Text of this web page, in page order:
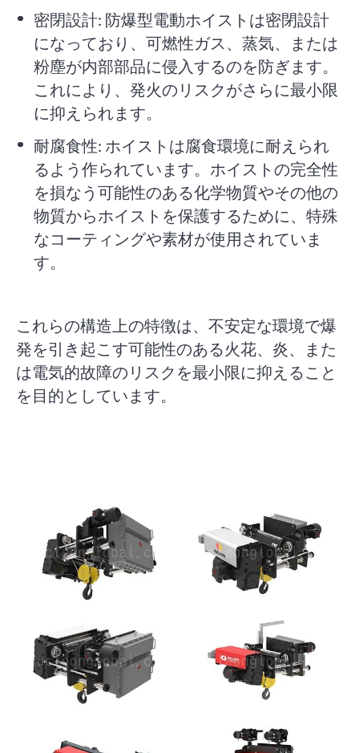
密閉設計: 防爆型電動ホイストは密閉設計
になっており、可燃性ガス、蒸気、または
粉塵が内部部品に侵入するのを防ぎます。
これにより、発火のリスクがさらに最小限
に抑えられます。
耐腐食性: ホイストは腐食環境に耐えられ
るよう作られています。ホイストの完全性
を損なう可能性のある化学物質やその他の
物質からホイストを保護するために、特殊
なコーティングや素材が使用されていま
す。
これらの構造上の特徴は、不安定な環境で爆
発を引き起こす可能性のある火花、炎、また
は電気的故障のリスクを最小限に抑えること
を目的としています。